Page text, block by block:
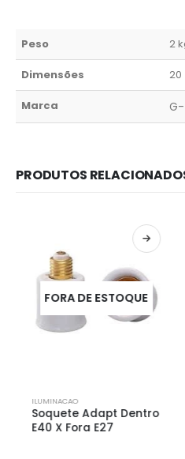
Peso 2
Dimensões 20
Marca
PRODUTOS
FORA DE ESTOQUE
ILUMINACAO
Soquete Adapt Dentro
E40 X Fora E27